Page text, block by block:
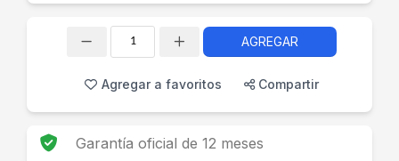
AGREGAR
Agregar a favoritos Compartir
Garantía oficial de 12 meses